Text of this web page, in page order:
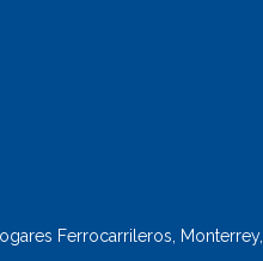
Ferrocarrileros, Monterrey,